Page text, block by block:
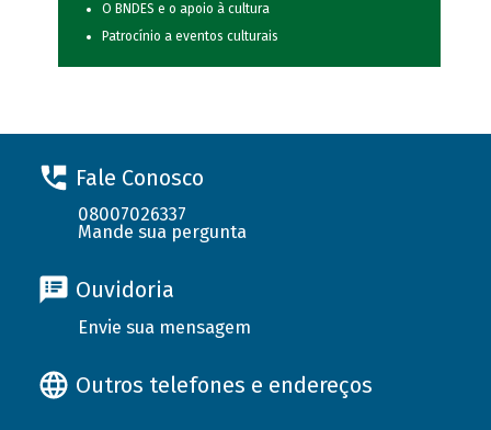
O BNDES e o apoio à cultura
Patrocínio a eventos culturais
Fale Conosco
08007026337
Mande sua pergunta
Ouvidoria
Envie sua mensagem
Outros telefones e endereços